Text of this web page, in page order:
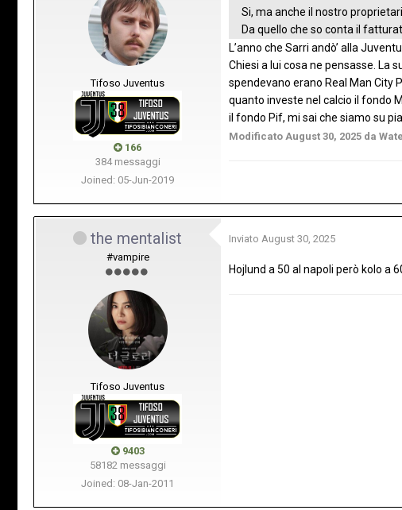
Tifoso Juventus
166
384 messaggi
Joined: 05-Jun-2019
Si, ma anche il nostro
Da quello che so conta il
L’anno che Sarri andò’ alla
Chiesi a lui cosa ne pensasse. La
spendevano erano Real Man City
quanto investe nel calcio il fondo
il fondo Pif, mi sai che siamo su
Modificato August 30, 2025 da
the mentalist
#vampire
Tifoso Juventus
9403
58182 messaggi
Joined: 08-Jan-2011
Inviato August 30, 2025
Hojlund a 50 al napoli però kolo a